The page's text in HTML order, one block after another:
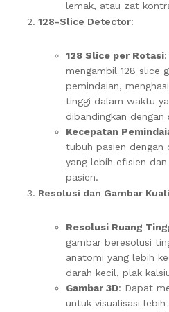
lemak, atau zat
128-Slice Detector:
128 Slice per Rotasi
mengambil 128 slice
pemindaian,
tinggi dalam waktu
dibandingkan
Kecepatan
tubuh pasien dengan
yang lebih efisien
pasien.
Resolusi dan Gambar
Resolusi Ruang
gambar beresolusi
anatomi yang lebih
darah kecil, plak
Gambar 3D: Dapat
untuk visualisasi